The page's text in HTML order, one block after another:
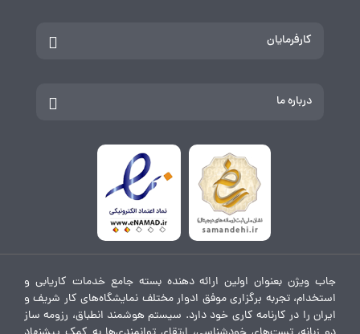
کارفرمایان
درباره ما
جاب ویژن بعنوان اولین ارائه دهنده بسته جامع خدمات کاریابی و
استخدام، تجربه برگزاری موفق ادوار مختلف نمایشگاه‌های کار شریف و
ایران را در کارنامه کاری خود دارد. سیستم هوشمند انطباق، رزومه ساز